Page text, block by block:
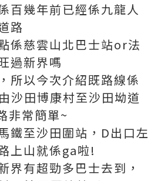
百幾年前已經係九龍人
路
係慈雲山北巴士站or法
過新界嗎
所以今次介紹既路線係
田博康村至沙田坳道
非常簡單~
鐵至沙田圍站，D出口左
上山就係ga啦!
界有超勁多巴士去到，